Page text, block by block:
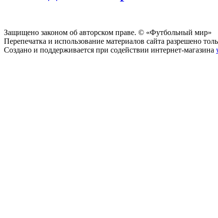
Защищено законом об авторском праве. © «Футбольный мир»
Перепечатка и использование материалов сайта разрешено
Создано и поддерживается при содействии интернет-магазина